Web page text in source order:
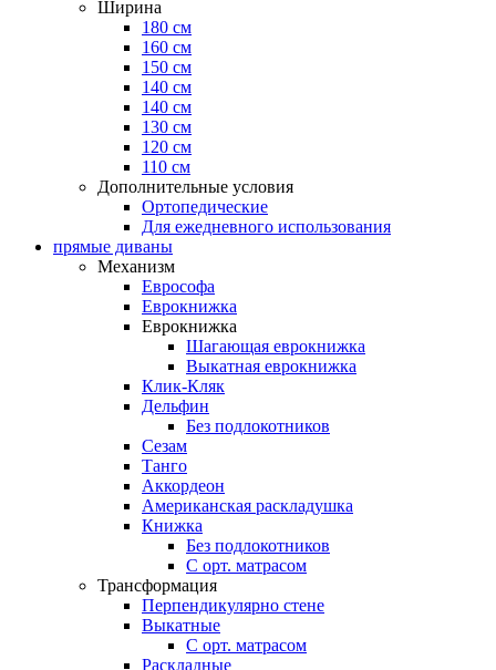
Ширина
180 см
160 см
150 см
140 см
140 см
130 см
120 см
110 см
Дополнительные условия
Ортопедические
Для ежедневного использования
прямые диваны
Механизм
Еврософа
Еврокнижка
Еврокнижка
Шагающая еврокнижка
Выкатная еврокнижка
Клик-Кляк
Дельфин
Без подлокотников
Сезам
Танго
Аккордеон
Американская раскладушка
Книжка
Без подлокотников
С орт. матрасом
Трансформация
Перпендикулярно стене
Выкатные
С орт. матрасом
Раскладные